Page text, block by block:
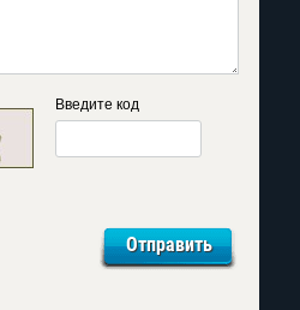
Введите код